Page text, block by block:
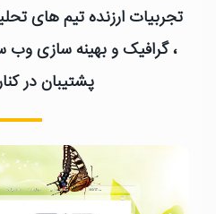
تجربیات ارزنده تیم های
، گرافیک و بهینه سازی وب
پشتیبان در